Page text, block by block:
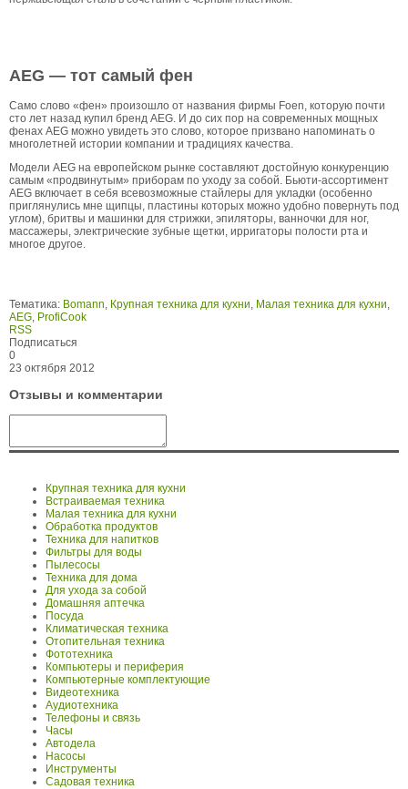
AEG — тот самый фен
Само слово «фен» произошло от названия фирмы Foen, которую почти
сто лет назад купил бренд АЕG. И до сих пор на современных мощных
фенах АЕG можно увидеть это слово, которое призвано напоминать о
многолетней истории компании и традициях качества.
Модели АЕG на европейском рынке составляют достойную конкуренцию
самым «продвинутым» приборам по уходу за собой. Бьюти-ассортимент
АЕG включает в себя всевозможные стайлеры для укладки (особенно
приглянулись мне щипцы, пластины которых можно удобно повернуть под
углом), бритвы и машинки для стрижки, эпиляторы, ванночки для ног,
массажеры, электрические зубные щетки, ирригаторы полости рта и
многое другое.
Тематика: Bomann Крупная техника для кухни Малая техника для кухни
AEG ProfiCook
RSS
Подписаться
0
23 октября 2012
Отзывы и комментарии
Крупная техника для кухни
Встраиваемая техника
Малая техника для кухни
Обработка продуктов
Техника для напитков
Фильтры для воды
Пылесосы
Техника для дома
Для ухода за собой
Домашняя аптечка
Посуда
Климатическая техника
Отопительная техника
Фототехника
Компьютеры и периферия
Компьютерные комплектующие
Видеотехника
Аудиотехника
Телефоны и связь
Часы
Автодела
Насосы
Инструменты
Садовая техника